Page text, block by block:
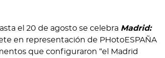
el 20 de agosto se celebra Madrid:
en representación de PHotoESPAÑA
que configuraron “el Madrid